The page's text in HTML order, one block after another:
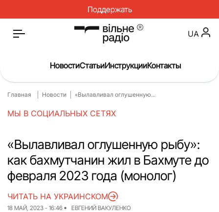
Поддержать
Главная
Новости
О нас
Инструкции
Спорт
Интервью
Досье
Репортаж
Блог
Проекты
UA
НовостиСтатьиИнструкцииКонтакты
Главная Новости «Вылавливал оглушенную...
МЫ В СОЦИАЛЬНЫХ СЕТЯХ
«Вылавливал оглушенную рыбу»:
как бахмутчанин жил в Бахмуте до
февраля 2023 года (монолог)
18 МАЙ, 2023 - 16:46 ЕВГЕНИЙ ВАКУЛЕНКО
ЧИТАТЬ НА УКРАИНСКОМ